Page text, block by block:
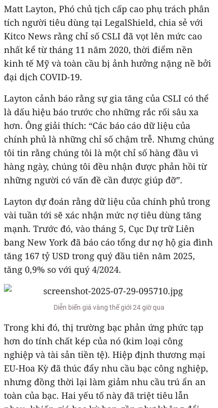
Matt Layton, Phó chủ tịch cấp cao phụ trách phân
tích người tiêu dùng tại LegalShield, chia sẻ với
Kitco News rằng chỉ số CSLI đã vọt lên mức cao
nhất kể từ tháng 11 năm 2020, thời điểm nền
kinh tế Mỹ và toàn cầu bị ảnh hưởng nặng nề bởi
đại dịch COVID-19.
Layton cảnh báo rằng sự gia tăng của CSLI có thể
là dấu hiệu báo trước cho những rắc rối sâu xa
hơn. Ông giải thích: “Các báo cáo dữ liệu của
chính phủ là những chỉ số chậm trễ. Nhưng chúng
tôi tin rằng chúng tôi là một chỉ số hàng đầu vì
hàng ngày, chúng tôi đều nhận được phản hồi từ
những người có vấn đề cần được giúp đỡ”.
Layton dự đoán rằng dữ liệu của chính phủ trong
vài tuần tới sẽ xác nhận mức nợ tiêu dùng tăng
mạnh. Trước đó, vào tháng 5, Cục Dự trữ Liên
bang New York đã báo cáo tổng dư nợ hộ gia đình
tăng 167 tỷ USD trong quý đầu tiên năm 2025,
tăng 0,9% so với quý 4/2024.
Diễn biến giá vàng thế giới 24 giờ qua
Trong khi đó, thị trường bạc phản ứng phức tạp
hơn do tính chất kép của nó (kim loại công
nghiệp và tài sản tiền tệ). Hiệp định thương mại
EU-Hoa Kỳ đã thúc đẩy nhu cầu bạc công nghiệp,
nhưng đồng thời lại làm giảm nhu cầu trú ẩn an
toàn của bạc. Hai yếu tố này đã triệt tiêu lẫn